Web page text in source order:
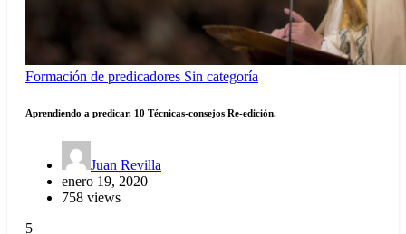
Formación de predicadores Sin categoría
Aprendiendo a predicar. 10 Técnicas-consejos Re-edición.
Juan Revilla
enero 19, 2020
758 views
5